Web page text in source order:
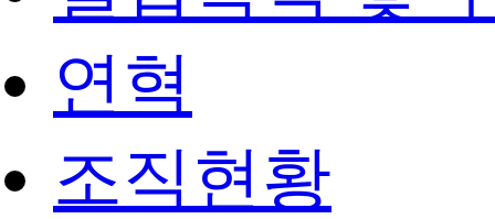
연혁
조직현황